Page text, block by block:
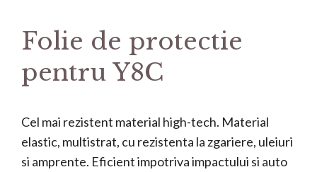
Folie de protectie
pentru Y8C
Cel mai rezistent material high-tech. Material
elastic, multistrat, cu rezistenta la zgariere, uleiuri
si amprente. Eficient impotriva impactului si auto